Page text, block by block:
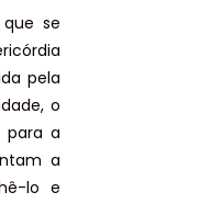
que se
pela
o
para a
a
lo e